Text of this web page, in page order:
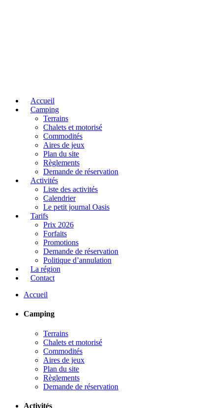
Accueil
Camping
Terrains
Chalets et motorisé
Commodités
Aires de jeux
Plan du site
Règlements
Demande de réservation
Activités
Liste des activités
Calendrier
Le petit journal Oasis
Tarifs
Prix 2026
Forfaits
Promotions
Demande de réservation
Politique d’annulation
La région
Contact
Accueil
Camping
Terrains
Chalets et motorisé
Commodités
Aires de jeux
Plan du site
Règlements
Demande de réservation
Activités